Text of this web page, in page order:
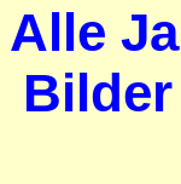
Alle